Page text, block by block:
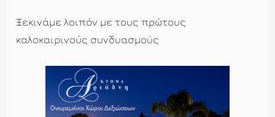
Ξεκινάμε λοιπόν με τους πρώτους
καλοκαιρινούς συνδυασμούς